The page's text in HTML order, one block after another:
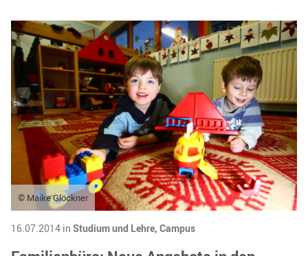
© Maike Glöckner
16.07.2014 in Studium und Lehre, Campus